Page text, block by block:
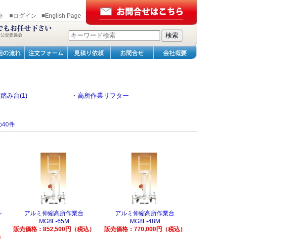
■ログイン ■English Page
み台(1) ・ 高所作業リフター
40件
アルミ伸縮高所作業台
MG8L-65M
販売価格：852,500円（税込）
アルミ伸縮高所作業台
MG8L-48M
販売価格：770,000円（税込）